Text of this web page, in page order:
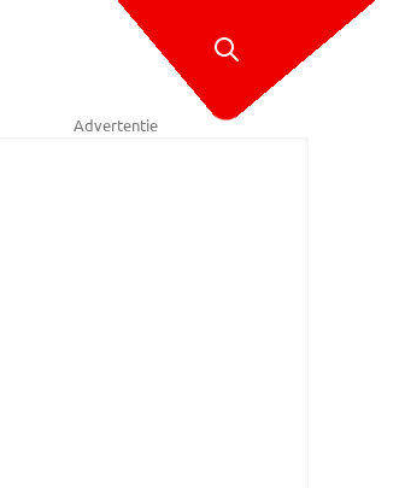
Advertentie